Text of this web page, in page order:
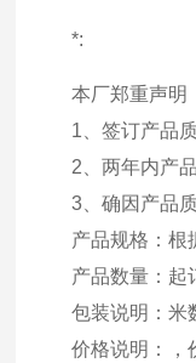
*:
本厂郑重声明
1、签订产品
2、两年内产
3、确因产品
产品规格：根
产品数量：起
包装说明：米
价格说明：，